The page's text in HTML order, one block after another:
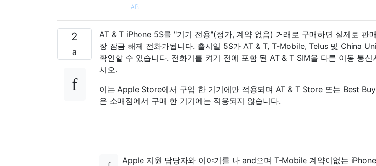
— AB
2
AT & T iPhone 5S를 "기기 전용"(정가, 계약 없음) 거래로 구매하면 실제로 판
장 잠금 해제 전화가됩니다. 출시일 5S가 AT & T, T-Mobile, Telus 및 China
확인할 수 있습니다. 전화기를 켜기 전에 포함 된 AT & T SIM을 다른 이동 통신
시오.
이는 Apple Store에서 구입 한 기기에만 적용되며 AT & T Store 또는 Best
은 소매점에서 구매 한 기기에는 적용되지 않습니다.
Apple 지원 담당자와 이야기를 나 and으며 T-Mobile 계약이없는